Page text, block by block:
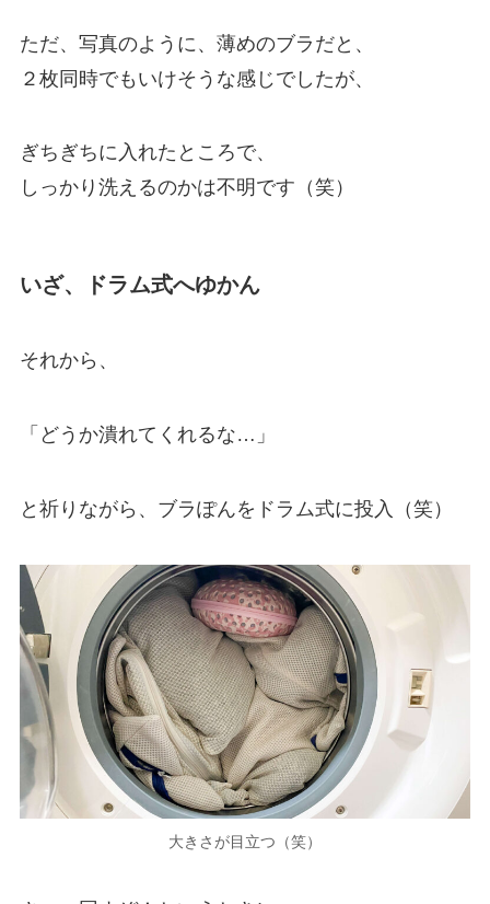
ただ、写真のように、薄めのブラだと、
２枚同時でもいけそうな感じでしたが、
ぎちぎちに入れたところで、
しっかり洗えるのかは不明です（笑）
いざ、ドラム式へゆかん
それから、
「どうか潰れてくれるな…」
と祈りながら、ブラぽんをドラム式に投入（笑）
大きさが目立つ（笑）